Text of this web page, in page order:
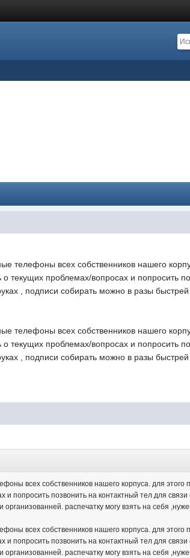
телефоны всех собственников нашего
текущих проблемах/вопросах и попросить
, подписи собирать можно в разы
телефоны всех собственников нашего
текущих проблемах/вопросах и попросить
, подписи собирать можно в разы
всех собственников нашего корпуса. для этого
попросить позвонить на контактный тел для связи
распечатку могу взять на себя
всех собственников нашего корпуса. для этого
попросить позвонить на контактный тел для связи
распечатку могу взять на себя